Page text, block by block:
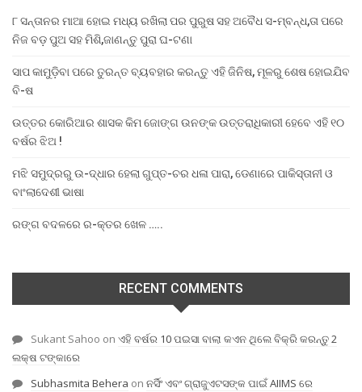
୮ ସନ୍ତାନର ମାଆ ହୋଇ ମଧ୍ୟ ରଖିଲା ପର ପୁରୁଷ ସହ ଅବୈଧ ସ-ମ୍ବନ୍ଧ,ତା ପରେ
ନିଜ ବଡ଼ ପୁଅ ସହ ମିଶି,ଜାଣନ୍ତୁ ପୁରା ଘ-ଟଣା
ସାପ କାମୁଡ଼ିବା ପରେ ତୁରନ୍ତ ବ୍ୟବହାର କରନ୍ତୁ ଏହି ଜିନିଷ, ମୂଳରୁ ଶେଷ ହୋଇଯିବ
ବି-ଷ
ଉତ୍ତର କୋରିଆର ଶାସକ କିମ ଜୋଙ୍ଗ ଉନଙ୍କ ଉତ୍ତରାଧିକାରୀ ହେବେ ଏହି ୧୦
ବର୍ଷର ଝିଅ !
ମଝି ସମୁଦ୍ରରୁ ଉ-ଦ୍ଧାର ହେଲା ଗୁପ୍ତ-ଚର ଧଳା ପାରା, ଡେଣାରେ ପାକିସ୍ତାନୀ ଓ
ବାଂଲାଦେଶୀ ଭାଷା
ରଙ୍ଗ ବଦଳରେ ର-କ୍ତର ଖେଳ …..
RECENT COMMENTS
Sukant Sahoo on ଏହି ବର୍ଷର 10 ପଇସା ବାଲା କଏନ ଥିଲେ ବିକ୍ରି କରନ୍ତୁ 2
ଲକ୍ଷ ଟଙ୍କାରେ
Subhasmita Behera on ନର୍ସିଂ ଏବଂ ଗ୍ରାଜୁଏଟସଙ୍କ ପାଇଁ AIIMS ରେ